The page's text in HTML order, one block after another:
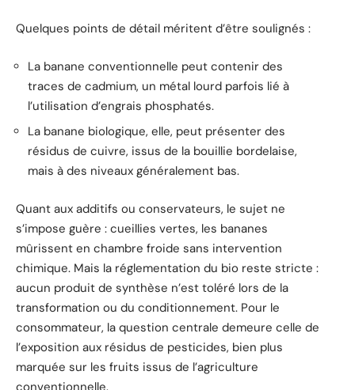
Quelques points de détail méritent d’être soulignés :
La banane conventionnelle peut contenir des
traces de cadmium, un métal lourd parfois lié à
l’utilisation d’engrais phosphatés.
La banane biologique, elle, peut présenter des
résidus de cuivre, issus de la bouillie bordelaise,
mais à des niveaux généralement bas.
Quant aux additifs ou conservateurs, le sujet ne
s’impose guère : cueillies vertes, les bananes
mûrissent en chambre froide sans intervention
chimique. Mais la réglementation du bio reste stricte :
aucun produit de synthèse n’est toléré lors de la
transformation ou du conditionnement. Pour le
consommateur, la question centrale demeure celle de
l’exposition aux résidus de pesticides, bien plus
marquée sur les fruits issus de l’agriculture
conventionnelle.